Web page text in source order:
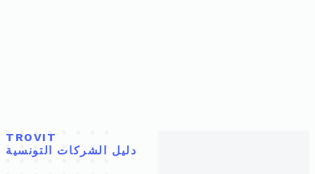
TROVIT
دليل الشركات التونسية